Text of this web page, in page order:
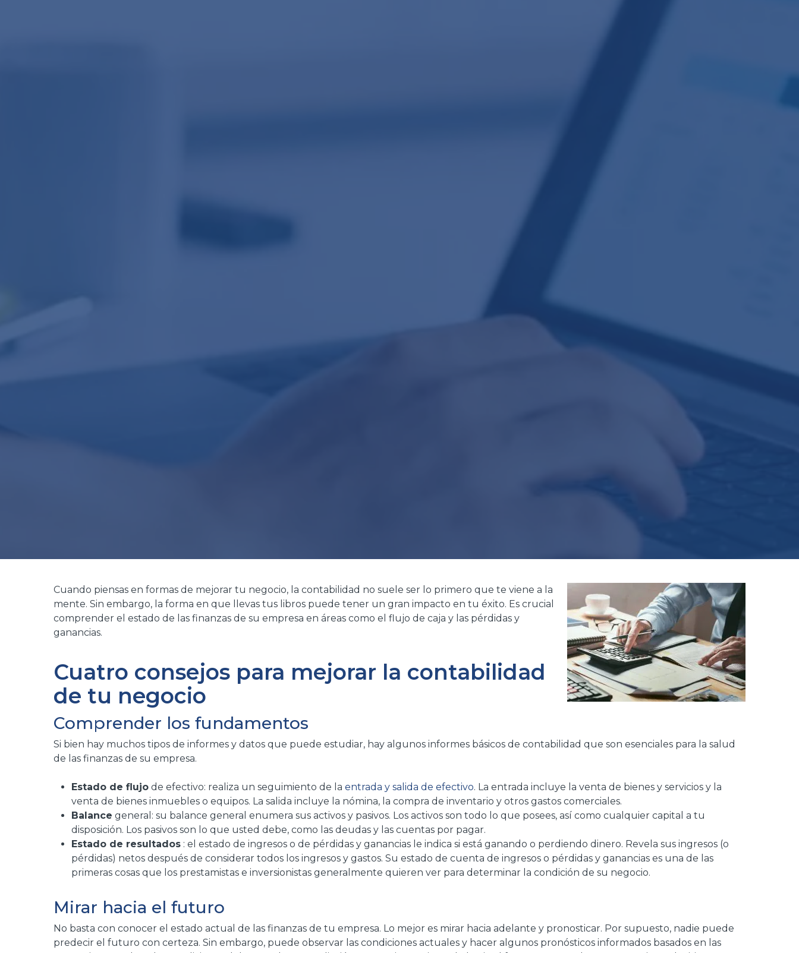
Cuando piensas en formas de mejorar tu negocio, la contabilidad no suele ser lo primero que te viene a la
mente. Sin embargo, la forma en que llevas tus libros puede tener un gran impacto en tu éxito. Es crucial
comprender el estado de las finanzas de su empresa en áreas como el flujo de caja y las pérdidas y
ganancias.
Cuatro consejos para mejorar la contabilidad
de tu negocio
Comprender los fundamentos
Si bien hay muchos tipos de informes y datos que puede estudiar, hay algunos informes básicos de contabilidad que son esenciales para la salud
de las finanzas de su empresa.
Estado de flujo de efectivo: realiza un seguimiento de la entrada y salida de efectivo. La entrada incluye la venta de bienes y servicios y la
venta de bienes inmuebles o equipos. La salida incluye la nómina, la compra de inventario y otros gastos comerciales.
Balance general: su balance general enumera sus activos y pasivos. Los activos son todo lo que posees, así como cualquier capital a tu
disposición. Los pasivos son lo que usted debe, como las deudas y las cuentas por pagar.
Estado de resultados : el estado de ingresos o de pérdidas y ganancias le indica si está ganando o perdiendo dinero. Revela sus ingresos (o
pérdidas) netos después de considerar todos los ingresos y gastos. Su estado de cuenta de ingresos o pérdidas y ganancias es una de las
primeras cosas que los prestamistas e inversionistas generalmente quieren ver para determinar la condición de su negocio.
Mirar hacia el futuro
No basta con conocer el estado actual de las finanzas de tu empresa. Lo mejor es mirar hacia adelante y pronosticar. Por supuesto, nadie puede
predecir el futuro con certeza. Sin embargo, puede observar las condiciones actuales y hacer algunos pronósticos informados basados en las